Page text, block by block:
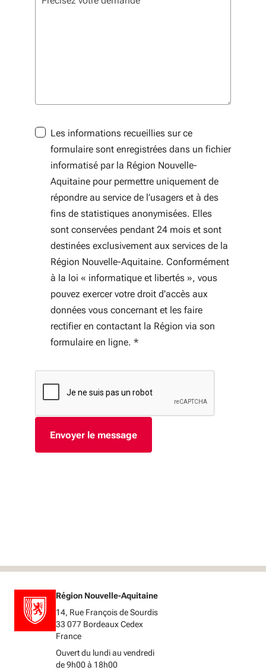
Les informations recueillies sur ce
formulaire sont enregistrées dans un fichier
informatisé par la Région Nouvelle-
Aquitaine pour permettre uniquement de
répondre au service de l’usagers et à des
fins de statistiques anonymisées. Elles
sont conservées pendant 24 mois et sont
destinées exclusivement aux services de la
Région Nouvelle-Aquitaine. Conformément
à la loi « informatique et libertés », vous
pouvez exercer votre droit d'accès aux
données vous concernant et les faire
rectifier en contactant la Région via son
formulaire en ligne. *
Région Nouvelle-Aquitaine
14, Rue François de Sourdis
33 077 Bordeaux Cedex
France
Ouvert du lundi au vendredi
de 9h00 à 18h00